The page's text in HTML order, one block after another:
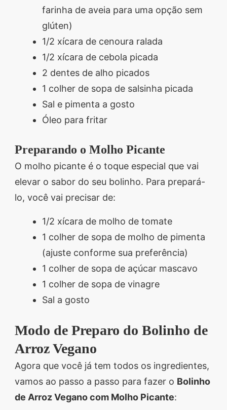
farinha de aveia para uma opção sem
glúten)
1/2 xícara de cenoura ralada
1/2 xícara de cebola picada
2 dentes de alho picados
1 colher de sopa de salsinha picada
Sal e pimenta a gosto
Óleo para fritar
Preparando o Molho Picante
O molho picante é o toque especial que vai
elevar o sabor do seu bolinho. Para prepará-
lo, você vai precisar de:
1/2 xícara de molho de tomate
1 colher de sopa de molho de pimenta
(ajuste conforme sua preferência)
1 colher de sopa de açúcar mascavo
1 colher de sopa de vinagre
Sal a gosto
Modo de Preparo do Bolinho de
Arroz Vegano
Agora que você já tem todos os ingredientes,
vamos ao passo a passo para fazer o Bolinho
de Arroz Vegano com Molho Picante: